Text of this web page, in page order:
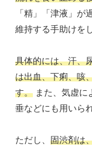
「精」「津液」が
維持する手助けを
具体的には、汗、
は出血、下痢、咳
す。 また、気虚に
垂などにも用いら
ただし、 固渋剤は